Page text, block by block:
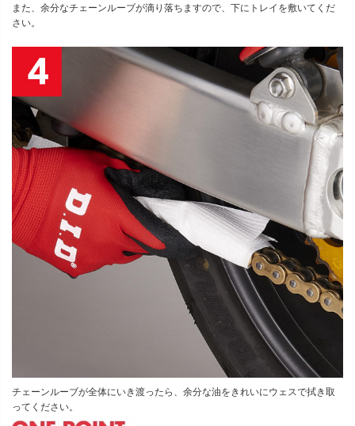
また、余分なチェーンルーブが滴り落ちますので、下にトレイを敷いてくだ
さい。
チェーンルーブが全体にいき渡ったら、余分な油をきれいにウェスで拭き取
ってください。